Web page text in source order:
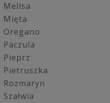
Melisa
Mięta
Oregano
Paczula
Pieprz
Pietruszka
Rozmaryn
Szałwia